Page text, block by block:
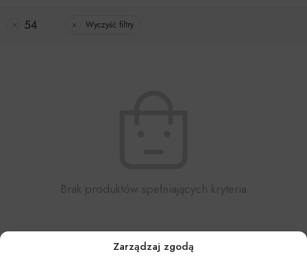
Zarządzaj zgodą
54 Wyczyść filtry
Brak produktów spełniających kryteria